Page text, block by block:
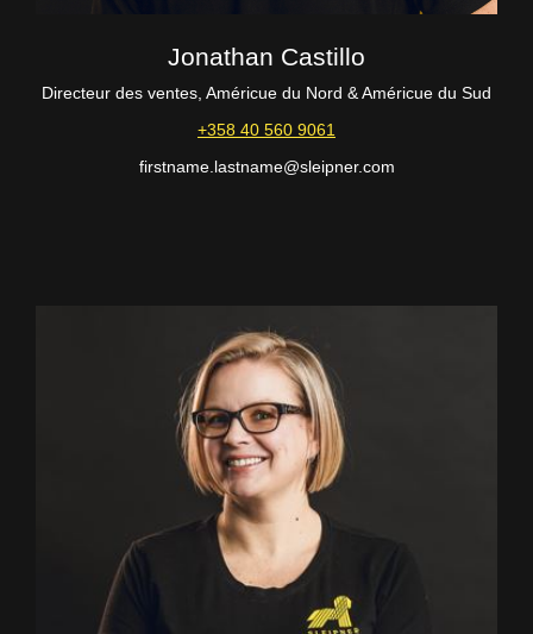
Jonathan Castillo
Directeur des ventes, Américue du Nord & Américue du Sud
+358 40 560 9061
firstname.lastname@sleipner.com